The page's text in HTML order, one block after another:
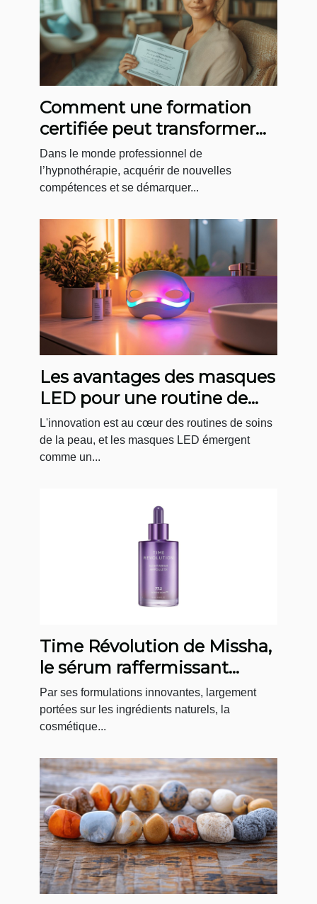
Comment une formation
certifiée peut transformer
votre carrière
d’hypnothérapeute ?
Dans le monde professionnel de
l’hypnothérapie, acquérir de nouvelles
compétences et se démarquer...
Les avantages des masques
LED pour une routine de
soin quotidienne
L'innovation est au cœur des routines de soins
de la peau, et les masques LED émergent
comme un...
Time Révolution de Missha,
le sérum raffermissant
coréen par excellence
Par ses formulations innovantes, largement
portées sur les ingrédients naturels, la
cosmétique...